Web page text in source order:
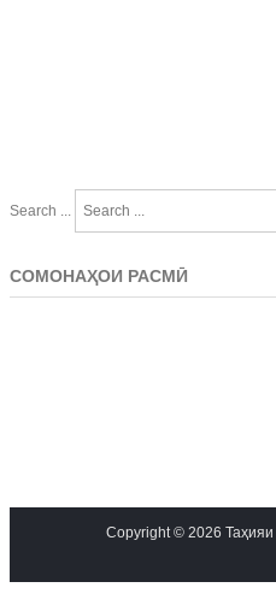
Search ...
СОМОНАҲОИ РАСМӢ
Copyright © 2026